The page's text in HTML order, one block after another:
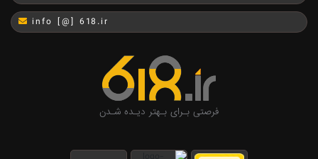
info [@] 618.ir
فرصتی بـرای بـهتر دیـده شـدن